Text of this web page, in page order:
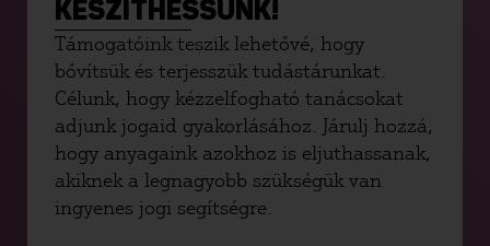
KÉSZÍTHESSÜNK!
Támogatóink teszik lehetővé, hogy
bővítsük és terjesszük tudástárunkat.
Célunk, hogy kézzelfogható tanácsokat
adjunk jogaid gyakorlásához. Járulj hozzá,
hogy anyagaink azokhoz is eljuthassanak,
akiknek a legnagyobb szükségük van
ingyenes jogi segítségre.